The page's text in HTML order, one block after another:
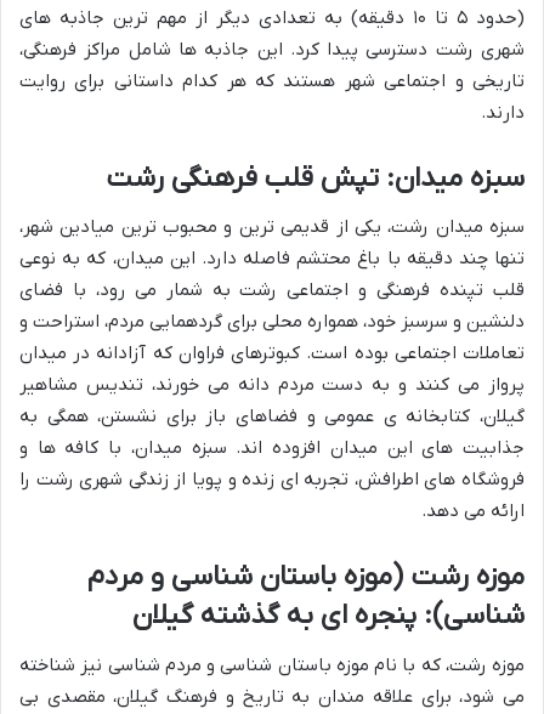
(حدود ۵ تا ۱۰ دقیقه) به تعدادی دیگر از مهم ترین جاذبه های
شهری رشت دسترسی پیدا کرد. این جاذبه ها شامل مراکز فرهنگی،
تاریخی و اجتماعی شهر هستند که هر کدام داستانی برای روایت
دارند.
سبزه میدان: تپش قلب فرهنگی رشت
سبزه میدان رشت، یکی از قدیمی ترین و محبوب ترین میادین شهر،
تنها چند دقیقه با باغ محتشم فاصله دارد. این میدان، که به نوعی
قلب تپنده فرهنگی و اجتماعی رشت به شمار می رود، با فضای
دلنشین و سرسبز خود، همواره محلی برای گردهمایی مردم، استراحت و
تعاملات اجتماعی بوده است. کبوترهای فراوان که آزادانه در میدان
پرواز می کنند و به دست مردم دانه می خورند، تندیس مشاهیر
گیلان، کتابخانه ی عمومی و فضاهای باز برای نشستن، همگی به
جذابیت های این میدان افزوده اند. سبزه میدان، با کافه ها و
فروشگاه های اطرافش، تجربه ای زنده و پویا از زندگی شهری رشت را
ارائه می دهد.
موزه رشت (موزه باستان شناسی و مردم
شناسی): پنجره ای به گذشته گیلان
موزه رشت، که با نام موزه باستان شناسی و مردم شناسی نیز شناخته
می شود، برای علاقه مندان به تاریخ و فرهنگ گیلان، مقصدی بی